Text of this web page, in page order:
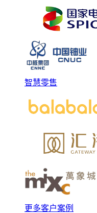
智慧零售
更多客户案例